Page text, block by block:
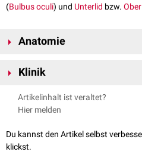
(Bulbus oculi) und Unterlid bzw.
Anatomie
Tunica conjunctiva bulbi auf die
Augapfels und werden am Oberlid als
am Unterlid alsFornix conjunctivae
Tränendrüse (Glandula lacrimalis).
inferioram Fornix conjunctivae inferior
Klinik
Der Konjunktivalsack wird genutzt, um
(z.B. Augentropfen) zu
Wattestäbchens nach außen
Fornices zu inspizieren sowie ggf.
Artikelinhalt ist veraltet?
Hier melden
Du kannst den Artikel selbst
klickst.